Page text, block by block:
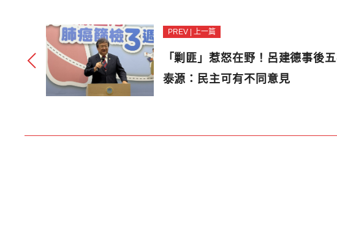
PREV | 上一篇
「剿匪」惹怒在野！呂建德事後
泰源：民主可有不同意見